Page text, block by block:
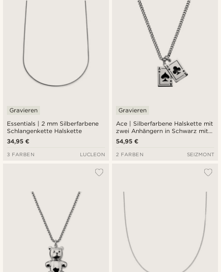
Essentials | 2 mm Silberfarbene
Schlangenkette Halskette
Gravieren
34,95 €
3 FARBEN LUCLEON
Ace | Silberfarbene Halskette mit
zwei Anhängern in Schwarz mit
zwei Assen
Gravieren
54,95 €
2 FARBEN SEIZMONT